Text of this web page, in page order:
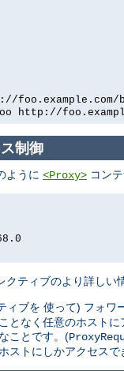
foo.example.com/
http://
制御
ように <Proxy> コン
クティブのより詳しい
ィブを 使って) フォワ
となく任意のホスト
ことです。(
ストにしかアクセス